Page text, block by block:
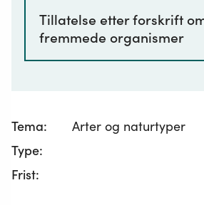
Tillatelse etter forskrift
fremmede organismer
Tema:
Arter og naturtyper
Type:
Frist: